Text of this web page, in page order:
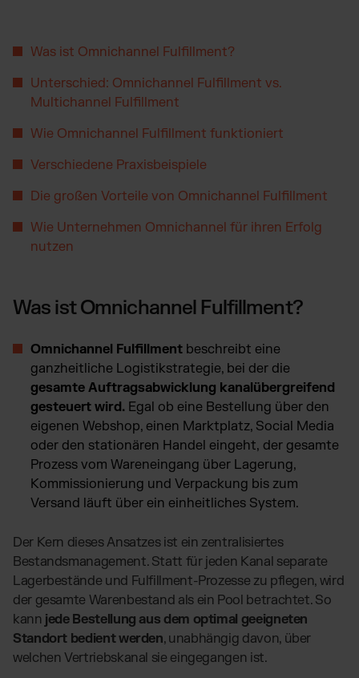
Kaufland Fulfillment
Billbee Fulfillment
Wix Fulfillment
PlentyONE Fulfillment
Shopware Fulfillment
PrestaShop Fulfillment
Was ist Omnichannel Fulfillment?
Unterschied: Omnichannel Fulfillment vs.
Multichannel Fulfillment
Wie Omnichannel Fulfillment funktioniert
Verschiedene Praxisbeispiele
Die großen Vorteile von Omnichannel Fulfillment
Wie Unternehmen Omnichannel für ihren Erfolg
nutzen
Was ist Omnichannel Fulfillment?
Omnichannel Fulfillment beschreibt eine
ganzheitliche Logistikstrategie, bei der die
gesamte Auftragsabwicklung kanalübergreifend
gesteuert wird. Egal ob eine Bestellung über den
eigenen Webshop, einen Marktplatz, Social Media
oder den stationären Handel eingeht, der gesamte
Prozess vom Wareneingang über Lagerung,
Kommissionierung und Verpackung bis zum
Versand läuft über ein einheitliches System.
Der Kern dieses Ansatzes ist ein zentralisiertes
Bestandsmanagement. Statt für jeden Kanal separate
Lagerbestände und Fulfillment-Prozesse zu pflegen, wird
der gesamte Warenbestand als ein Pool betrachtet. So
kann jede Bestellung aus dem optimal geeigneten
Standort bedient werden, unabhängig davon, über
welchen Vertriebskanal sie eingegangen ist.